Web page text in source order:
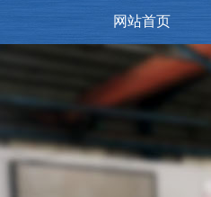
网站首页